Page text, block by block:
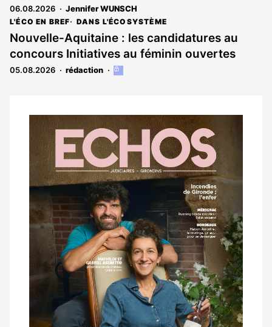
06.08.2026 Jennifer WUNSCH
L'ÉCO EN BREF DANS L'ÉCOSYSTÈME
Nouvelle-Aquitaine : les candidatures au
concours Initiatives au féminin ouvertes
05.08.2026 rédaction
Cet
aux
abonnés
Notre
dernier
magazine